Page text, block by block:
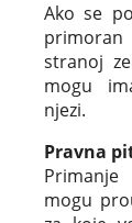
Ako se
stranoj
mogu
njezi.
Pravna
mogu